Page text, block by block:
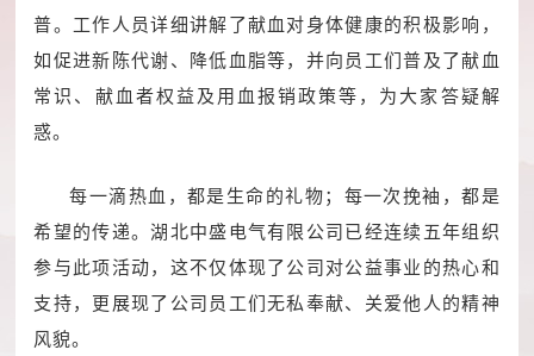
普。工作人员详细讲解了献血对身体健康的积极影响，
如促进新陈代谢、降低血脂等，并向员工们普及了献血
常识、献血者权益及用血报销政策等，为大家答疑解
惑。
每一滴热血，都是生命的礼物；每一次挽袖，都是
希望的传递。湖北中盛电气有限公司已经连续五年组织
参与此项活动，这不仅体现了公司对公益事业的热心和
支持，更展现了公司员工们无私奉献、关爱他人的精神
风貌。